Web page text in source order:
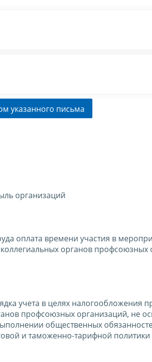
указанного письма
организаций
оплата времени участия в
органов профсоюзных
учета в целях налогообложения
профсоюзных организаций, не
общественных
и таможенно-тарифной политики